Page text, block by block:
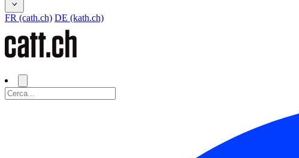
FR (cath.ch) DE (kath.ch)